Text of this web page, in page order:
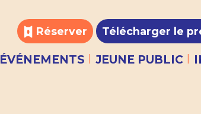
Réserver Télécharger le
ÉVÉNEMENTS | JEUNE PUBLIC |